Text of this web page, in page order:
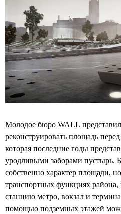
Молодое бюро WALL
реконструировать площадь
которая последние годы
уродливыми заборами пустырь.
собственно характер площади,
транспортных функциях района,
станцию метро, вокзал и
помощью подземных этажей